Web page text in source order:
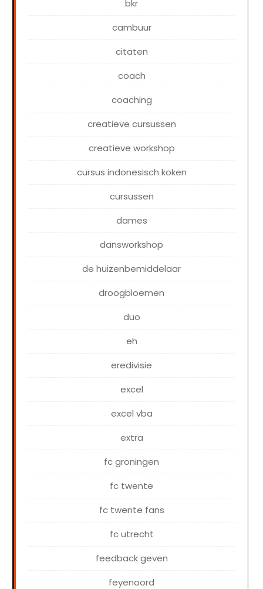
bkr
cambuur
citaten
coach
coaching
creatieve cursussen
creatieve workshop
cursus indonesisch koken
cursussen
dames
dansworkshop
de huizenbemiddelaar
droogbloemen
duo
eh
eredivisie
excel
excel vba
extra
fc groningen
fc twente
fc twente fans
fc utrecht
feedback geven
feyenoord